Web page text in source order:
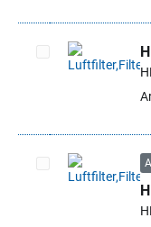
Artikel auswählen
Artikel auswählen